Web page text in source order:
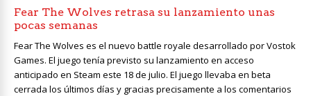
Fear The Wolves retrasa su lanzamiento unas
pocas semanas
Fear The Wolves es el nuevo battle royale desarrollado por Vostok
Games. El juego tenía previsto su lanzamiento en acceso
anticipado en Steam este 18 de julio. El juego llevaba en beta
cerrada los últimos días y gracias precisamente a los comentarios